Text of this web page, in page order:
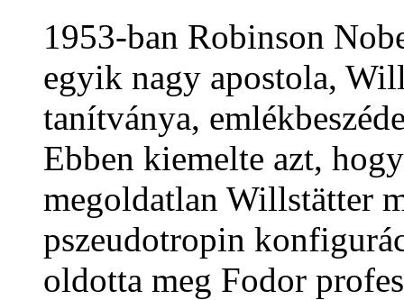
1953-ban Robinson
egyik nagy apostola,
tanítványa,
Ebben kiemelte azt,
megoldatlan Willstätter
pszeudotropin
oldotta meg Fodor